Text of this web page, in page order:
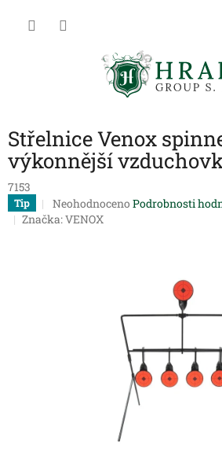
Střelnice Venox
výkonnější
7153
Tip
Průměrné
hodnocení
Neohodnoceno Podrobnosti
Značka:VENOX